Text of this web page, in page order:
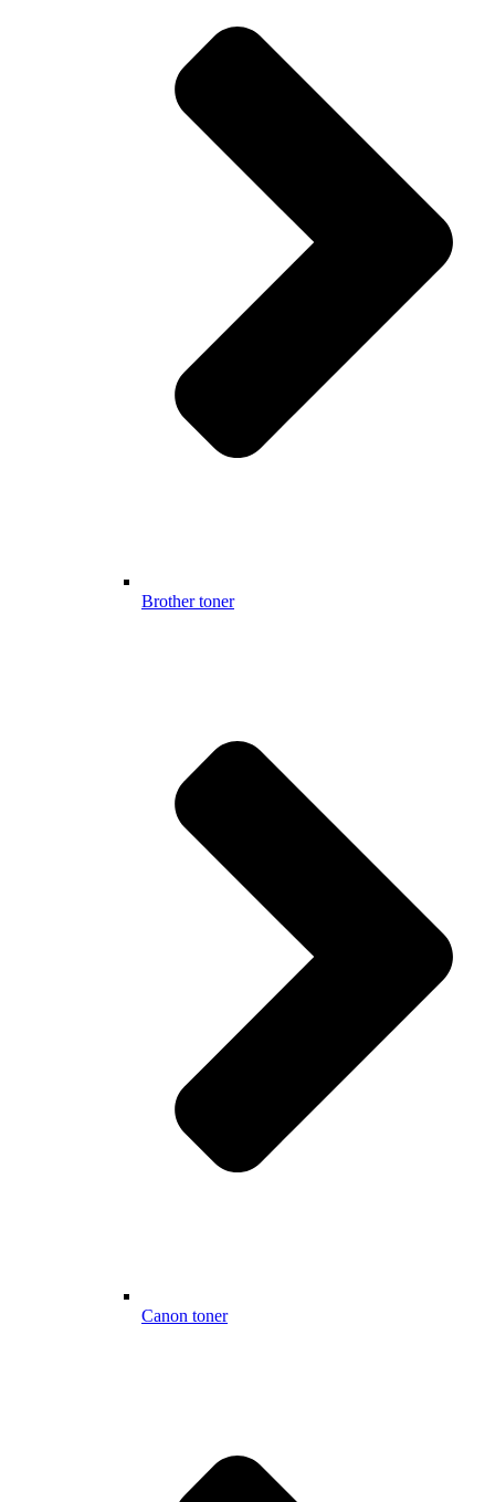
Brother toner
Canon toner